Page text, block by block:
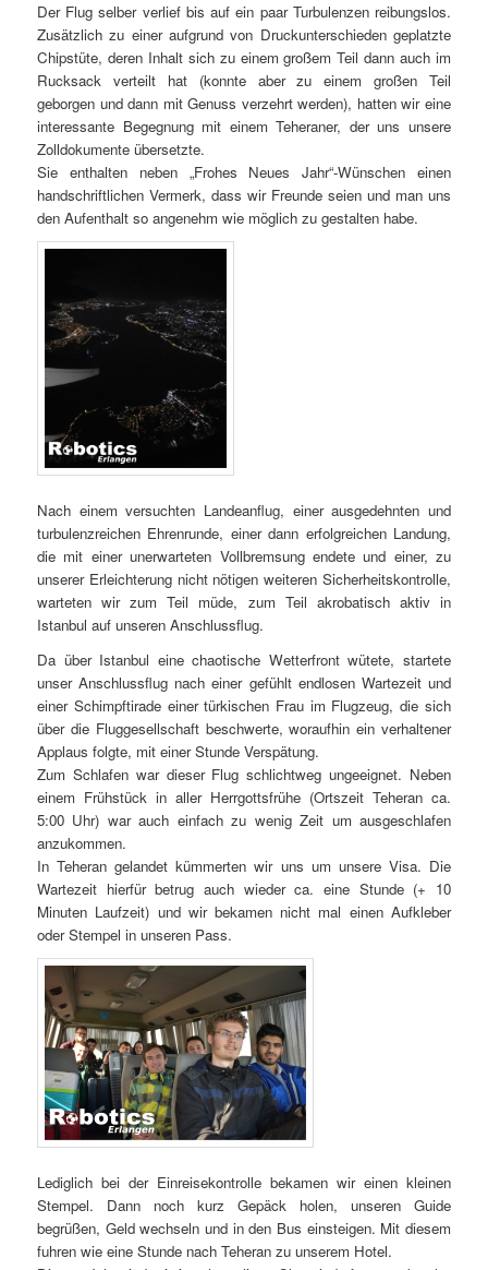
Der Flug selber verlief bis auf ein paar Turbulenzen reibungslos.
Zusätzlich zu einer aufgrund von Druckunterschieden geplatzte
Chipstüte, deren Inhalt sich zu einem großem Teil dann auch im
Rucksack verteilt hat (konnte aber zu einem großen Teil
geborgen und dann mit Genuss verzehrt werden), hatten wir eine
interessante Begegnung mit einem Teheraner, der uns unsere
Zolldokumente übersetzte.
Sie enthalten neben „Frohes Neues Jahr“-Wünschen einen
handschriftlichen Vermerk, dass wir Freunde seien und man uns
den Aufenthalt so angenehm wie möglich zu gestalten habe.
Nach einem versuchten Landeanflug, einer ausgedehnten und
turbulenzreichen Ehrenrunde, einer dann erfolgreichen Landung,
die mit einer unerwarteten Vollbremsung endete und einer, zu
unserer Erleichterung nicht nötigen weiteren Sicherheitskontrolle,
warteten wir zum Teil müde, zum Teil akrobatisch aktiv in
Istanbul auf unseren Anschlussflug.
Da über Istanbul eine chaotische Wetterfront wütete, startete
unser Anschlussflug nach einer gefühlt endlosen Wartezeit und
einer Schimpftirade einer türkischen Frau im Flugzeug, die sich
über die Fluggesellschaft beschwerte, woraufhin ein verhaltener
Applaus folgte, mit einer Stunde Verspätung.
Zum Schlafen war dieser Flug schlichtweg ungeeignet. Neben
einem Frühstück in aller Herrgottsfrühe (Ortszeit Teheran ca.
5:00 Uhr) war auch einfach zu wenig Zeit um ausgeschlafen
anzukommen.
In Teheran gelandet kümmerten wir uns um unsere Visa. Die
Wartezeit hierfür betrug auch wieder ca. eine Stunde (+ 10
Minuten Laufzeit) und wir bekamen nicht mal einen Aufkleber
oder Stempel in unseren Pass.
Lediglich bei der Einreisekontrolle bekamen wir einen kleinen
Stempel. Dann noch kurz Gepäck holen, unseren Guide
begrüßen, Geld wechseln und in den Bus einsteigen. Mit diesem
fuhren wie eine Stunde nach Teheran zu unserem Hotel.